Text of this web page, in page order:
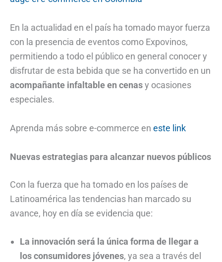
En la actualidad en el país ha tomado mayor fuerza
con la presencia de eventos como Expovinos,
permitiendo a todo el público en general conocer y
disfrutar de esta bebida que se ha convertido en un
acompañante infaltable en cenasy ocasiones
especiales.
Aprenda más sobre e-commerce en este link
Nuevas estrategias para alcanzar nuevos públicos
Con la fuerza que ha tomado en los países de
Latinoamérica las tendencias han marcado su
avance, hoy en día se evidencia que:
La innovación será la única forma de llegar a
los consumidores jóvenes, ya sea a través del